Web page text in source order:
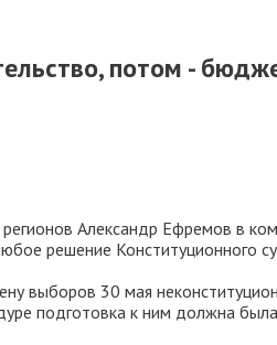
потом -
Александр Ефремов в
решение Конституционного
выборов 30 мая
подготовка к ним должна